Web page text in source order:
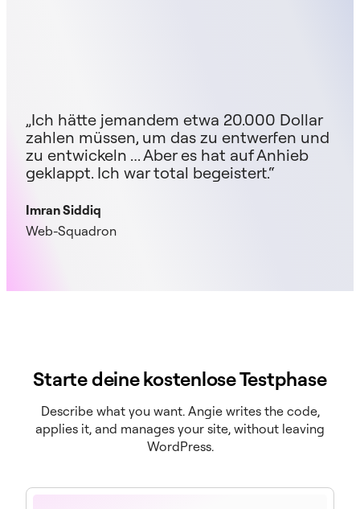
„Ich hätte jemandem etwa 20.000 Dollar
zahlen müssen, um das zu entwerfen und
zu entwickeln … Aber es hat auf Anhieb
geklappt. Ich war total begeistert.“
Imran Siddiq
Web-Squadron
Starte deine kostenlose Testphase
Describe what you want. Angie writes the code,
applies it, and manages your site, without leaving
WordPress.